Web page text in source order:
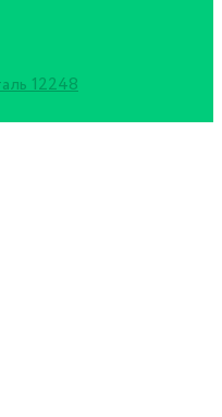
12248